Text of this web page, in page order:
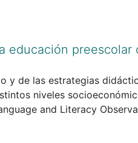
educación preescolar
y de las estrategias
niveles
and Literacy
de valoración. Los